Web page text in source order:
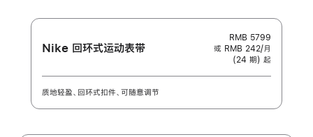
Connection
Nike 回环式运动表带
RMB 5799
或 RMB 242/月
(24 期) 起
质地轻盈、回环式扣件、可随意调节